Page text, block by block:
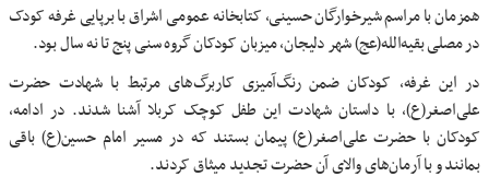
همزمان با مراسم شیرخوارگان حسینی، کتابخانه عمومی اشراق با برپایی غرفه کودک
در مصلی بقیه‌الله(عج) شهر دلیجان، میزبان کودکان گروه سنی پنج تا نه سال بود.
در این غرفه، کودکان ضمن رنگ‌آمیزی کاربرگ‌های مرتبط با شهادت حضرت
علی‌اصغر(ع)، با داستان شهادت این طفل کوچک کربلا آشنا شدند. در ادامه،
کودکان با حضرت علی‌اصغر(ع) پیمان بستند که در مسیر امام حسین(ع) باقی
بمانند و با آرمان‌های والای آن حضرت تجدید میثاق کردند.